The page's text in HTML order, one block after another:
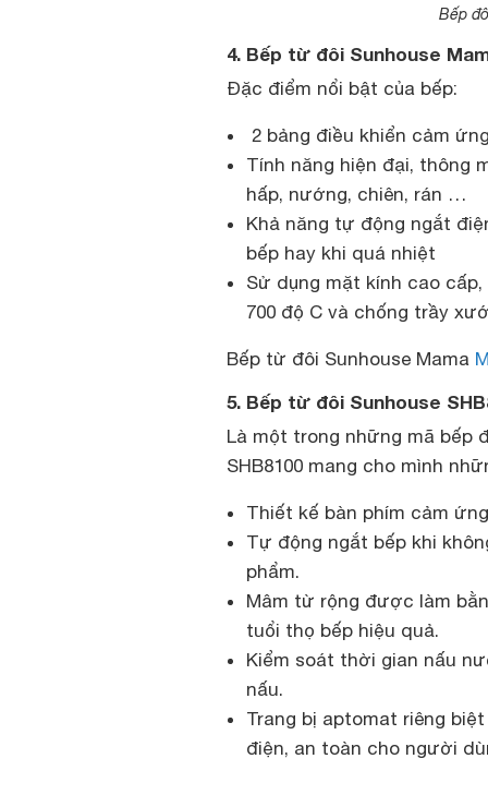
Bếp
4. Bếp từ đôi Sunhouse
Đặc điểm nổi bật của bếp:
2 bảng điều khiển cảm
Tính năng hiện đại, thông
hấp, nướng, chiên, rán …
Khả năng tự động ngắt
bếp hay khi quá nhiệt
Sử dụng mặt kính cao
700 độ C và chống trầy
Bếp từ đôi Sunhouse Mama
5. Bếp từ đôi Sunhouse
Là một trong những mã bếp
SHB8100 mang cho mình
Thiết kế bàn phím cảm
Tự động ngắt bếp khi
phẩm.
Mâm từ rộng được làm
tuổi thọ bếp hiệu quả.
Kiểm soát thời gian nấu
nấu.
Trang bị aptomat riêng
điện, an toàn cho người